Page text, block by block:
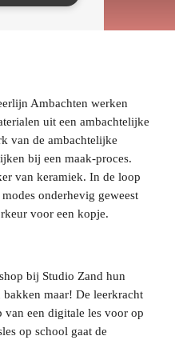
Ambachten werken
uit een ambachtelijke
van de ambachtelijke
bij een maak-proces.
van keramiek. In de loop
onderhevig geweest
voor een kopje.
bij Studio Zand hun
maar! De leerkracht
van een digitale les voor op
op school gaat de